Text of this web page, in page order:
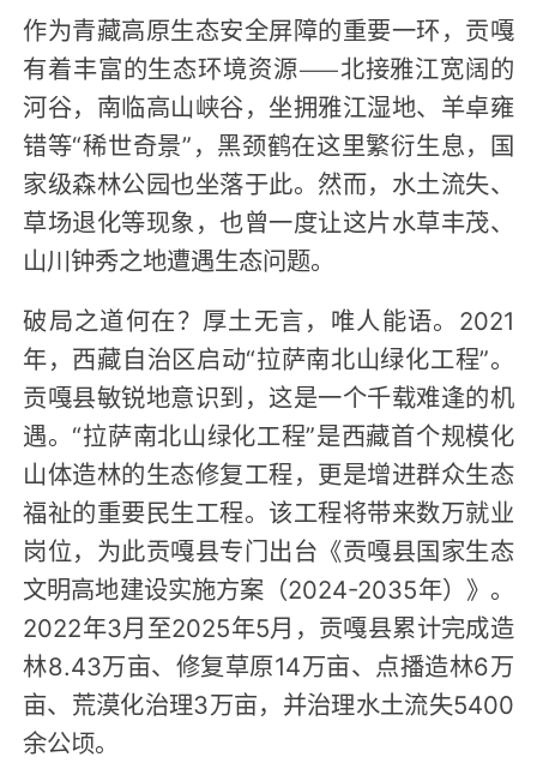
作为青藏高原生态安全屏障的重要一环，贡嘎
有着丰富的生态环境资源——北接雅江宽阔的
河谷，南临高山峡谷，坐拥雅江湿地、羊卓雍
错等“稀世奇景”，黑颈鹤在这里繁衍生息，国
家级森林公园也坐落于此。然而，水土流失、
草场退化等现象，也曾一度让这片水草丰茂、
山川钟秀之地遭遇生态问题。
破局之道何在？厚土无言，唯人能语。2021
年，西藏自治区启动“拉萨南北山绿化工程”。
贡嘎县敏锐地意识到，这是一个千载难逢的机
遇。“拉萨南北山绿化工程”是西藏首个规模化
山体造林的生态修复工程，更是增进群众生态
福祉的重要民生工程。该工程将带来数万就业
岗位，为此贡嘎县专门出台《贡嘎县国家生态
文明高地建设实施方案（2024-2035年）》。
2022年3月至2025年5月，贡嘎县累计完成造
林8.43万亩、修复草原14万亩、点播造林6万
亩、荒漠化治理3万亩，并治理水土流失5400
余公顷。